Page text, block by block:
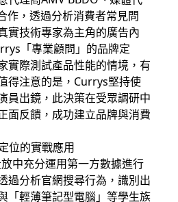
，透過分析消費者常見問
實技術專家為主角的廣告內
「專業顧問」的品牌定
實際測試產品性能的情境，有
得注意的是，Currys堅持使
員出鏡，此決策在受眾調研中
面反饋，成功建立品牌與消費
位的實戰應用
中充分運用第一方數據進行
過分析官網搜尋行為，識別出
「輕薄筆記型電腦」等學生族